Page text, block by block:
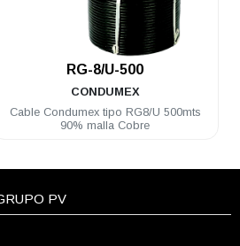
.
RG-8/U-500
CONDUMEX
Cable Condumex tipo RG8/U 500mts
90% malla Cobre
PV